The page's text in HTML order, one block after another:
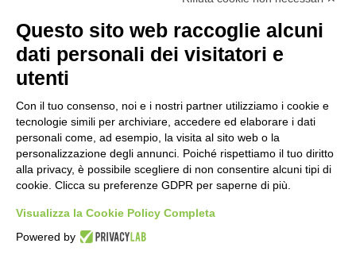
edizione
2 ore fa
valanga verso le semifinali
19 ore fa
Stadio Olimpico, definito il piano
mobilità 2026-27
23 ore fa
Rapporto OsMed 2025 sull’uso dei
farmaci in Italia
Questo sito web raccoglie alcuni
dati personali dei visitatori e
utenti
Con il tuo consenso, noi e i nostri partner utilizziamo i cookie e
tecnologie simili per archiviare, accedere ed elaborare i dati
personali come, ad esempio, la visita al sito web o la
personalizzazione degli annunci. Poiché rispettiamo il tuo diritto
alla privacy, è possibile scegliere di non consentire alcuni tipi di
cookie. Clicca su preferenze GDPR per saperne di più.
Visualizza la Cookie Policy Completa
Powered by